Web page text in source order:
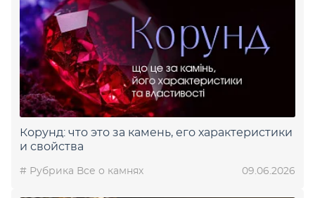
Корунд: что это за камень, его характеристики
и свойства
# Рубрика Все о камнях 09.06.2026